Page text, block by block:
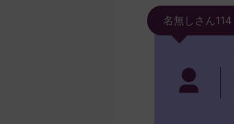
名無しさん114